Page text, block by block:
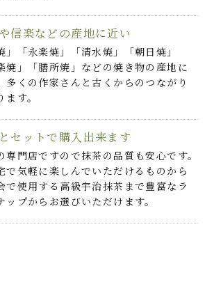
信楽などの産地に近い
」「永楽焼」「清水焼」「朝日焼」
焼」「膳所焼」などの焼き物の産地に
多くの作家さんと古くからのつながり
ます。
セットで購入出来ます
専門店ですので抹茶の品質も安心です。
で気軽に楽しんでいただけるものから
で使用する高級宇治抹茶まで豊富なラ
ップからお選びいただけます。